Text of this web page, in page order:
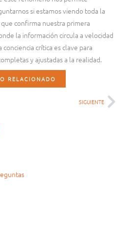
si estamos viendo toda la
confirma nuestra primera
la información circula a velocidad
crítica es clave para
y ajustadas a la realidad.
RELACIONADO
SIGUIENTE
PáginaPágina
PáginaPágina
PáginaPágina
Página